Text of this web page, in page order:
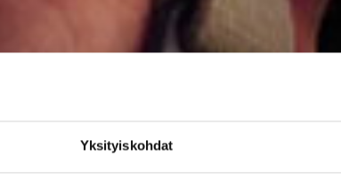
Yksityiskohdat